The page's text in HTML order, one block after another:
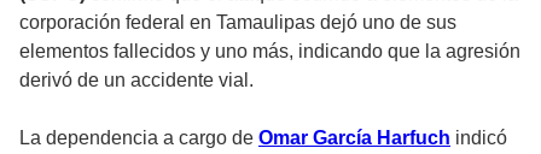
corporación federal en Tamaulipas dejó uno de sus
elementos fallecidos y uno más, indicando que la agresión
derivó de un accidente vial.
La dependencia a cargo de Omar García Harfuch indicó